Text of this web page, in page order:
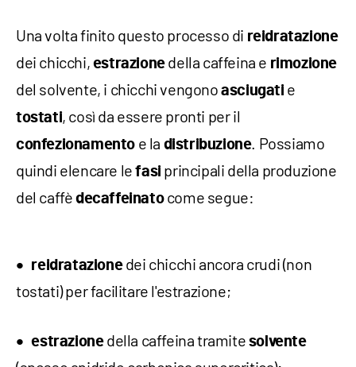
Una volta finito questo processo di reidratazione
dei chicchi, estrazionedella caffeina e rimozione
del solvente, i chicchi vengonoasciugati e
tostati, così da essere pronti per il
confezionamento e la distribuzione. Possiamo
quindi elencare lefasi principali della produzione
del caffè decaffeinatocome segue:
reidratazionedei chicchi ancora crudi (non
tostati) per facilitare l'estrazione;
estrazionedella caffeina tramite solvente